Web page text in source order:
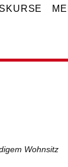
Wohnsitz